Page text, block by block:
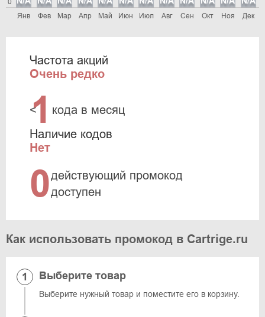
0
Янв Фев Мар Апр Май Июн Июл Авг Сен Окт Ноя Дек
Частота акций
Очень редко
<
1 кода в месяц
Наличие кодов
Нет
0действующий промокод
доступен
Как использовать промокод в Cartrige.ru
Выберите товар
Выберите нужный товар и поместите его в корзину.